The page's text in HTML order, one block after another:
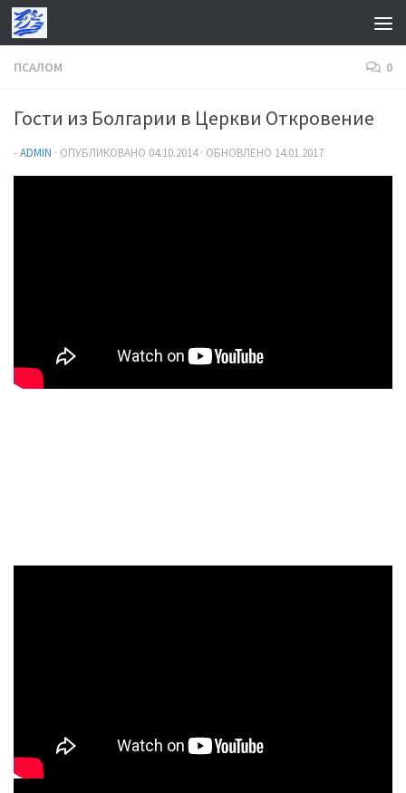
Перейти к содержимому
ПСАЛОМ 0
Гости из Болгарии в Церкви Откровение
-ADMIN · ОПУБЛИКОВАНО 04.10.2014· ОБНОВЛЕНО 14.01.2017